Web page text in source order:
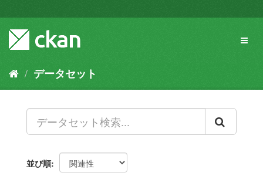
キ
容
データセット
並び順